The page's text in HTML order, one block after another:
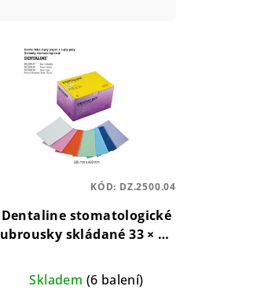
Dentaline stomatologické
ubrousky skládané 33 × 46
stomatologické ubrousky
pro ochranu pacienta
Skladem (6 balení)
KÓD: DZ.2500.04